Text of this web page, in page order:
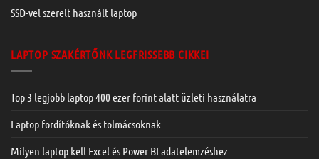
SSD-vel szerelt használt laptop
LAPTOP SZAKÉRTŐNK LEGFRISSEBB CIKKEI
Top 3 legjobb laptop 400 ezer forint alatt üzleti használatra
Laptop fordítóknak és tolmácsoknak
Milyen laptop kell Excel és Power BI adatelemzéshez